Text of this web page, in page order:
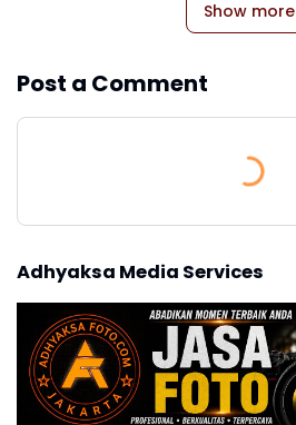
Show more
Post a Comment
Adhyaksa Media Services